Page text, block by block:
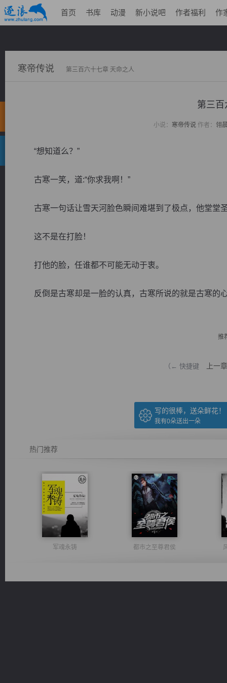
首页 书库 动漫 新小说吧 作者福利 作
寒帝传说 第三百六十七章 天命之人
第三百
小说： 寒帝传说作者： 翎
“想知道么？”
古寒一笑，道:“你求我啊！”
古寒一句话让雪天河脸色瞬间难堪到了极点，他堂堂
这不是在打脸！
打他的脸，任谁都不可能无动于衷。
反倒是古寒却是一脸的认真，古寒所说的就是古寒的
推
（← 快捷键 上一章
写的很棒，送朵鲜花！
我有0朵送出一朵
热门推荐
军魂永铸 都市之至尊君侯